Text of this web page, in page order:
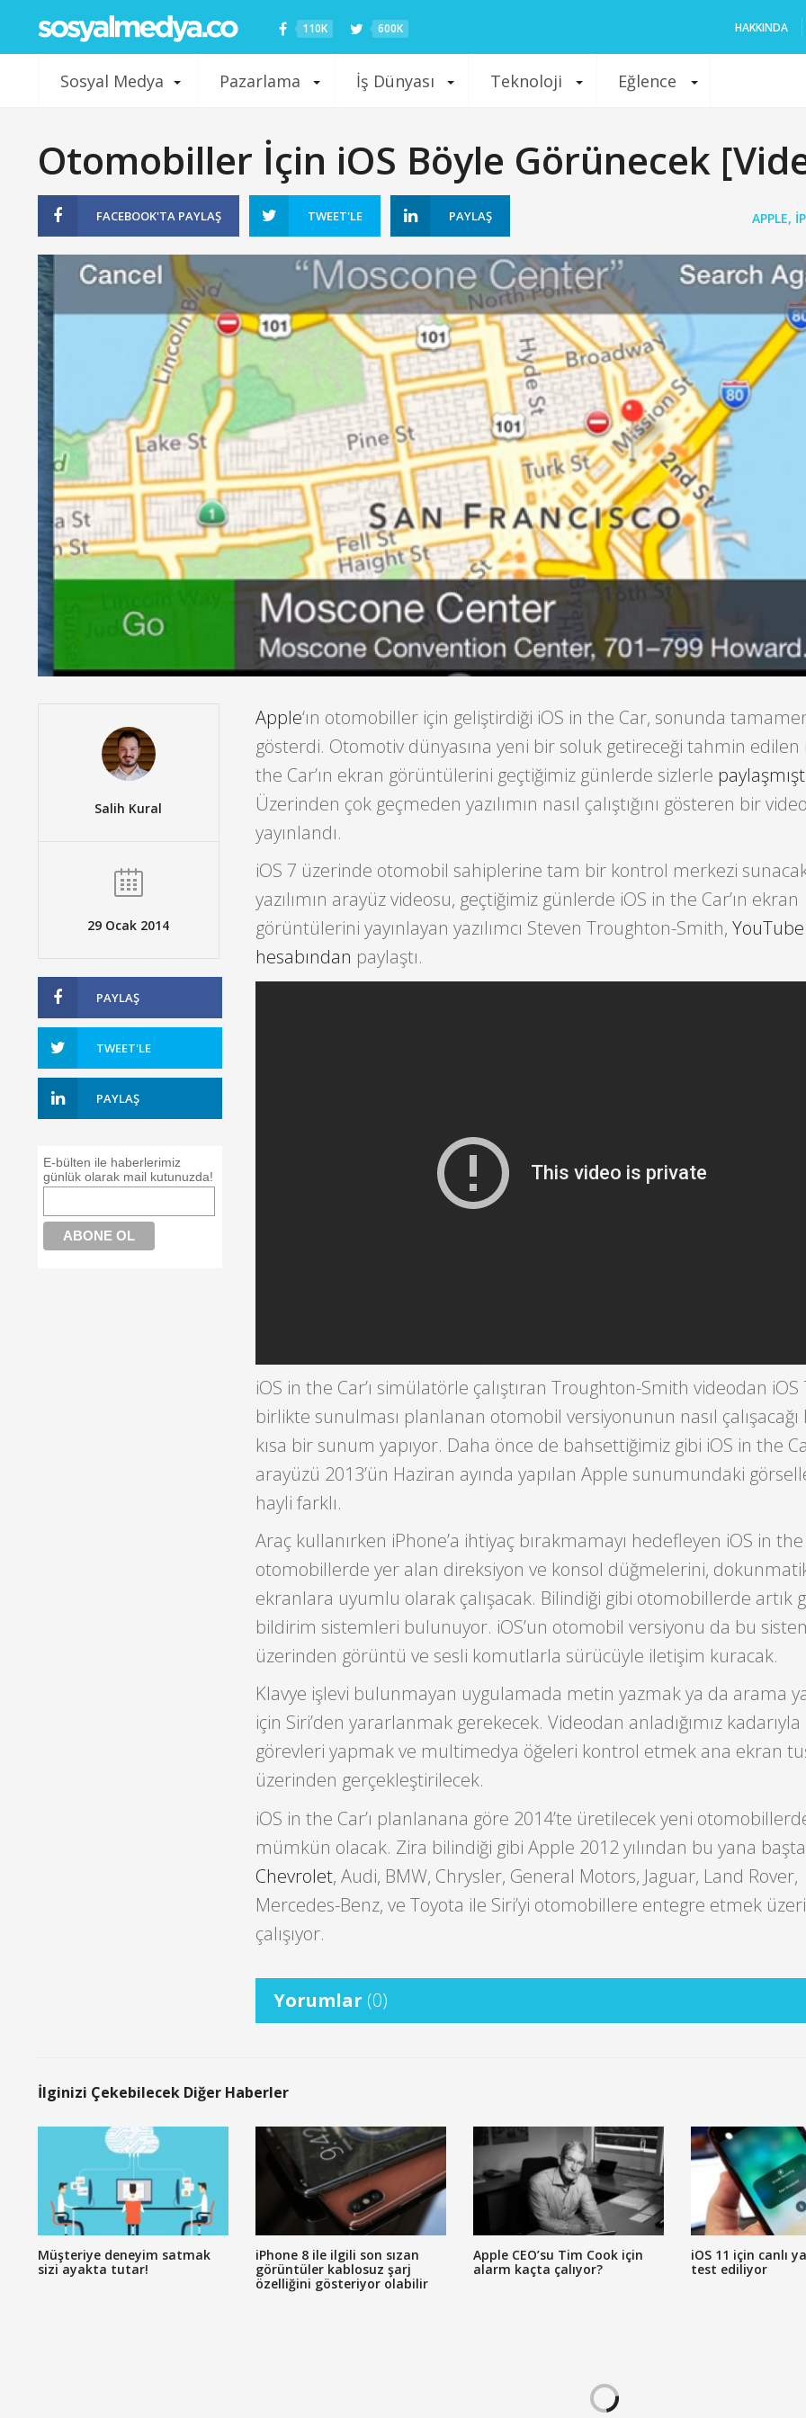
110K 600K HAKKINDA
Sosyal Medya Pazarlama İş Dünyası Teknoloji Eğlence
Otomobiller İçin iOS Böyle Görünecek
FACEBOOK'TA PAYLAŞ TWEET'LE PAYLAŞ APPLE,
Salih Kural
29 Ocak 2014
PAYLAŞ
TWEET'LE
PAYLAŞ
E-bülten ile haberlerimiz
günlük olarak mail kutunuzda!
Apple‘ın otomobiller için geliştirdiği iOS in the Car, sonunda
gösterdi. Otomotiv dünyasına yeni bir soluk getireceği tahmin edilen
the Car’ın ekran görüntülerini geçtiğimiz günlerde sizlerle
Üzerinden çok geçmeden yazılımın nasıl çalıştığını gösteren bir
yayınlandı.
iOS 7 üzerinde otomobil sahiplerine tam bir kontrol merkezi
yazılımın arayüz videosu, geçtiğimiz günlerde iOS in the Car’ın ekran
görüntülerini yayınlayan yazılımcı Steven Troughton-Smith, YouTube
hesabından paylaştı.
iOS in the Car’ı simülatörle çalıştıran Troughton-Smith videodan iOS
birlikte sunulması planlanan otomobil versiyonunun nasıl çalışacağı
kısa bir sunum yapıyor. Daha önce de bahsettiğimiz gibi iOS in the
arayüzü 2013’ün Haziran ayında yapılan Apple sunumundaki
hayli farklı.
Araç kullanırken iPhone’a ihtiyaç bırakmamayı hedefleyen iOS in the
otomobillerde yer alan direksiyon ve konsol düğmelerini,
ekranlara uyumlu olarak çalışacak. Bilindiği gibi otomobillerde artık
bildirim sistemleri bulunuyor. iOS’un otomobil versiyonu da bu
üzerinden görüntü ve sesli komutlarla sürücüyle iletişim kuracak.
Klavye işlevi bulunmayan uygulamada metin yazmak ya da arama
için Siri’den yararlanmak gerekecek. Videodan anladığımız kadarıyla
görevleri yapmak ve multimedya öğeleri kontrol etmek ana ekran
üzerinden gerçekleştirilecek.
iOS in the Car’ı planlanana göre 2014’te üretilecek yeni
mümkün olacak. Zira bilindiği gibi Apple 2012 yılından bu yana başta
Chevrolet, Audi, BMW, Chrysler, General Motors, Jaguar, Land Rover,
Mercedes-Benz, ve Toyota ile Siri’yi otomobillere entegre etmek
çalışıyor.
Yorumlar (0)
İlginizi Çekebilecek Diğer Haberler
Müşteriye deneyim satmak
sizi ayakta tutar!
iPhone 8 ile ilgili son sızan
görüntüler kablosuz şarj
özelliğini gösteriyor olabilir
Apple CEO’su Tim Cook için
alarm kaçta çalıyor?
iOS 11 için canlı
test ediliyor